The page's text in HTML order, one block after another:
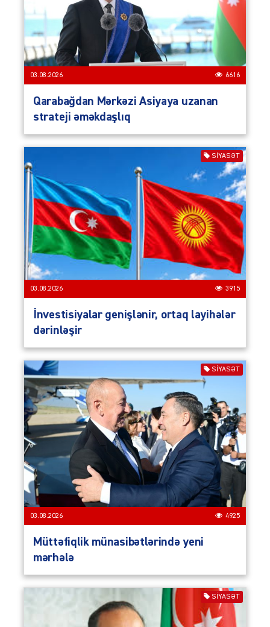
03.08.2026 6616
Qarabağdan Mərkəzi Asiyaya uzanan
strateji əməkdaşlıq
SIYASƏT
03.08.2026 3915
İnvestisiyalar genişlənir, ortaq layihələr
dərinləşir
SIYASƏT
03.08.2026 4925
Müttəfiqlik münasibətlərində yeni
mərhələ
SIYASƏT